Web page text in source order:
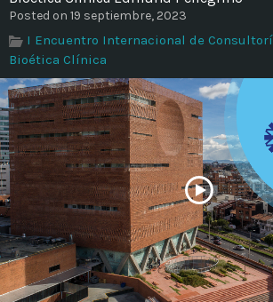
Time
Posted on 19 septiembre, 2023
I Encuentro Internacional de
Bioética Clínica